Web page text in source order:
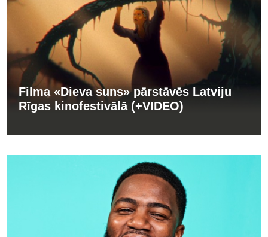
Filma «Dieva suns» pārstāvēs Latviju
Rīgas kinofestivālā (+VIDEO)